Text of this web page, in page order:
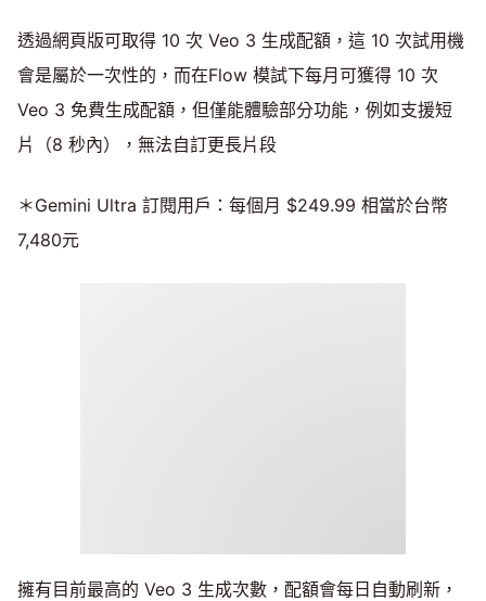
透過網頁版可取得 10 次 Veo 3 生成配額，這 10 次試用機
會是屬於一次性的，而在Flow 模試下每月可獲得 10 次
Veo 3 免費生成配額，但僅能體驗部分功能，例如支援短
片（8 秒內），無法自訂更長片段
＊Gemini Ultra 訂閱用戶：每個月 $249.99 相當於台幣
7,480元
擁有目前最高的 Veo 3 生成次數，配額會每日自動刷新，